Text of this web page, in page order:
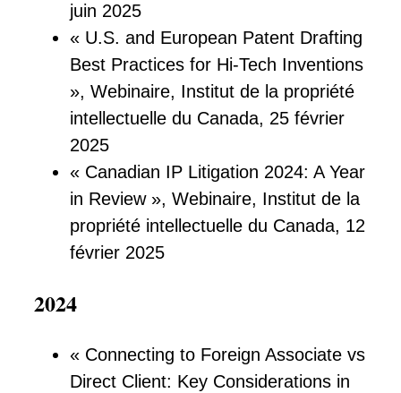
juin 2025
« U.S. and European Patent Drafting
Best Practices for Hi-Tech Inventions
», Webinaire, Institut de la propriété
intellectuelle du Canada, 25 février
2025
« Canadian IP Litigation 2024: A Year
in Review », Webinaire, Institut de la
propriété intellectuelle du Canada, 12
février 2025
2024
« Connecting to Foreign Associate vs
Direct Client: Key Considerations in